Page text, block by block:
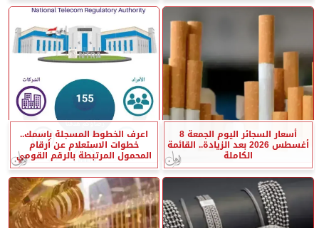
أسعار السجائر اليوم الجمعة 8
أغسطس 2026 بعد الزيادة.. القائمة
الكاملة
اعرف الخطوط المسجلة باسمك..
خطوات الاستعلام عن أرقام
المحمول المرتبطة بالرقم القومي